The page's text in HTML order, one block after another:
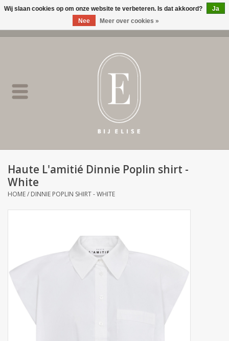
BIJ ELISE
SALE
Merken
Haute L'amitié Dinnie Poplin shirt -
White
HOME/ DINNIE POPLIN SHIRT - WHITE
Wij slaan cookies op om onze website te verbeteren. Is dat akkoord?
Ja
Nee
Meer over cookies »